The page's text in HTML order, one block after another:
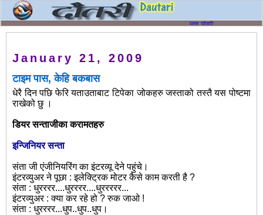
January 21, 2009
टाइम पास, केहि बकबास
धेरै दिन पछि फेरि यताउताबाट टिपेका जोकहरु जस्ताको तस्तै यस पोष्टमा
राखेको छु ।
डियर सन्ताजीका करामतहरु
इन्जिनियर सन्ता
संता जी एंजीनियरिंग का इंटरव्यू देने पहुंचे।
इंटरव्युअर ने पूछा : इलेक्ट्रिक मोटर कैसे काम करती है ?
संता : धुरररर....धुरररर....धुररररर...
इंटरव्युअर : क्या कर रहे हो ? रुक जाओ !
संता : धुरररर...धुप..धुप..धुप।